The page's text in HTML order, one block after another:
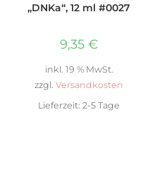
„DNKa“, 12 ml #0027
9,35 €
inkl. 19 % MwSt.
zzgl. Versandkosten
Lieferzeit: 2-5 Tage